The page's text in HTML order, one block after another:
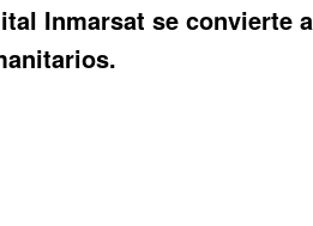
Inmarsat se convierte